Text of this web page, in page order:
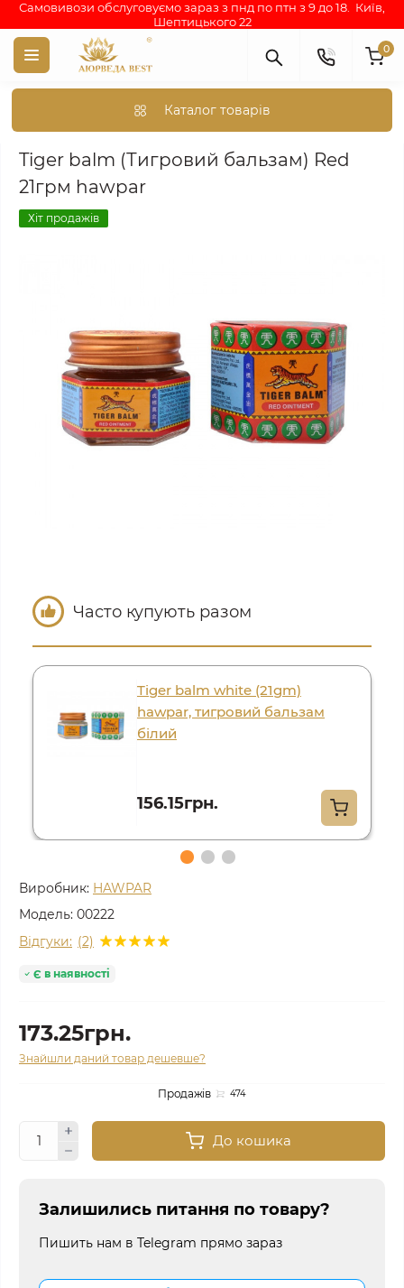
Самовивози обслуговуємо зараз з пнд по птн з 9 до 18. Київ,
Шептицького 22
0
Каталог товарів
Аюрведа каталог індійських товарів АЮРВЕДИЧНІ
Tiger balm (Тигровий бальзам) Red
21грм hawpar
Хіт продажів
Часто купують разом
Tiger balm white (21gm)
hawpar, тигровий бальзам
білий
156.15грн.
Виробник: HAWPAR
Модель: 00222
Відгуки: (2)
Є в наявності
173.25грн.
Знайшли даний товар дешевше?
Продажів 474
До кошика
Залишились питання по товару?
Пишить нам в Telegram прямо зараз